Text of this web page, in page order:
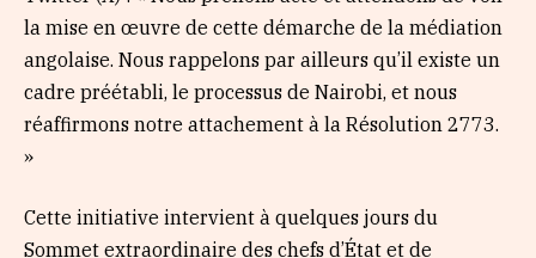
la mise en œuvre de cette démarche de la médiation
angolaise. Nous rappelons par ailleurs qu’il existe un
cadre préétabli, le processus de Nairobi, et nous
réaffirmons notre attachement à la Résolution 2773.
»
Cette initiative intervient à quelques jours du
Sommet extraordinaire des chefs d’État et de